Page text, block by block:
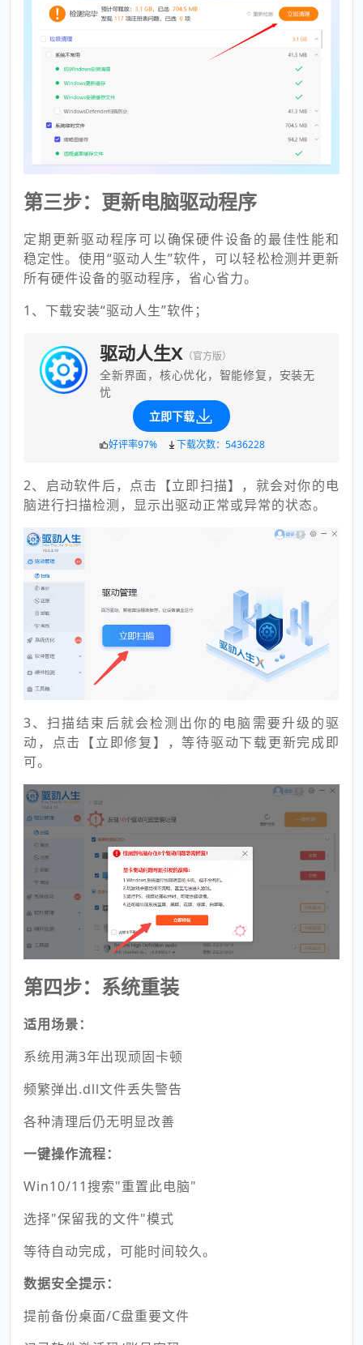
第三步：更新电脑驱动程序
定期更新驱动程序可以确保硬件设备的最佳性能和
稳定性。使用“驱动人生”软件，可以轻松检测并更新
所有硬件设备的驱动程序，省心省力。
1、下载安装“驱动人生”软件；
驱动人生X （官方版）
全新界面，核心优化，智能修复，安装无
忧
立即下载
好评率97% 下载次数：5436228
2、启动软件后，点击【立即扫描】，就会对你的电
脑进行扫描检测，显示出驱动正常或异常的状态。
3、扫描结束后就会检测出你的电脑需要升级的驱
动，点击【立即修复】，等待驱动下载更新完成即
可。
第四步：系统重装
适用场景：
系统用满3年出现顽固卡顿
频繁弹出.dll文件丢失警告
各种清理后仍无明显改善
一键操作流程：
Win10/11搜索"重置此电脑"
选择"保留我的文件"模式
等待自动完成，可能时间较久。
数据安全提示：
提前备份桌面/C盘重要文件